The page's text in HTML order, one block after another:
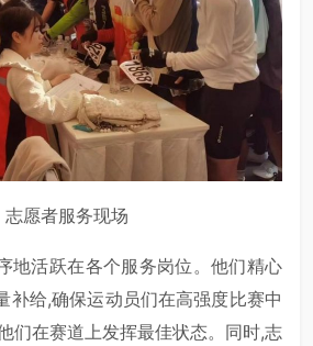
志愿者服务现场
地活跃在各个服务岗位。他们精心
补给,确保运动员们在高强度比赛中
们在赛道上发挥最佳状态。同时,志